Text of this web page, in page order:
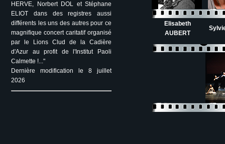
HERVE, Norbert DOL et Stéphane
ELIOT dans des registres aussi
différents les uns des autres pour ce
magnifique concert caritatif organisé
par le Lions Clud de la Cadière
d'Azur au profit de l'Institut Paoli
Calmette !..."
Dernière modification le 8 juillet
2026
Elisabeth
AUBERT